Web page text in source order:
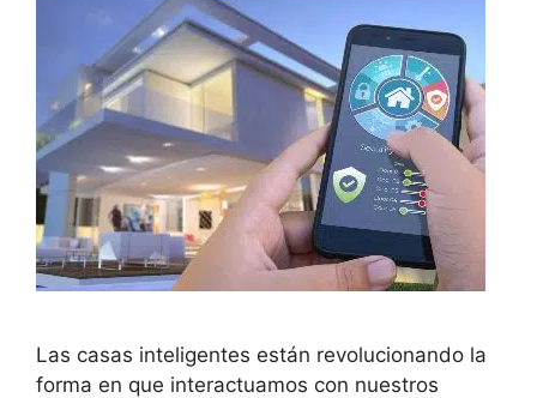
Las casas inteligentes están revolucionando la
forma en que interactuamos con nuestros